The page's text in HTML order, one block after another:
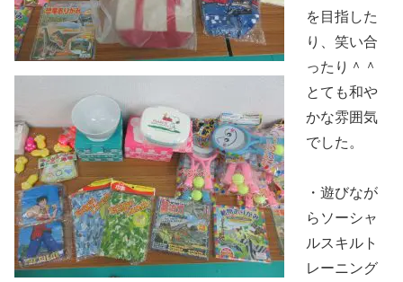
を目指した
り、笑い合
ったり＾＾
とても和や
かな雰囲気
でした。
・遊びなが
らソーシャ
ルスキルト
レーニング